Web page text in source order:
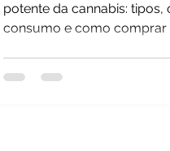
potente da cannabis:
consumo e como comprar